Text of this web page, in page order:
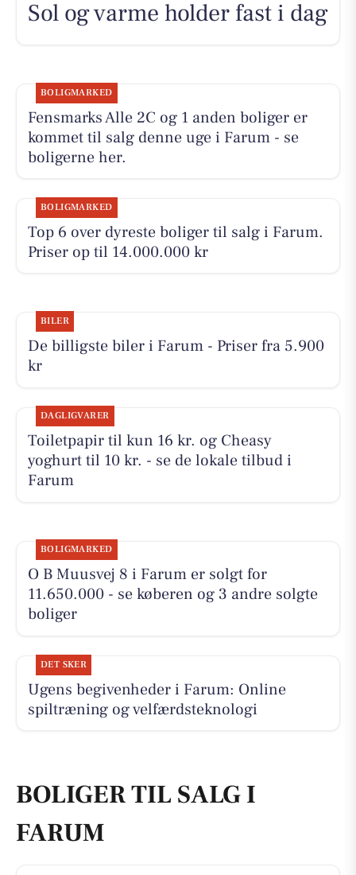
Sol og varme holder fast i dag
BOLIGMARKED
Fensmarks Alle 2C og 1 anden boliger er
kommet til salg denne uge i Farum - se
boligerne her.
BOLIGMARKED
Top 6 over dyreste boliger til salg i Farum.
Priser op til 14.000.000 kr
BILER
De billigste biler i Farum - Priser fra 5.900
kr
DAGLIGVARER
Toiletpapir til kun 16 kr. og Cheasy
yoghurt til 10 kr. - se de lokale tilbud i
Farum
BOLIGMARKED
O B Muusvej 8 i Farum er solgt for
11.650.000 - se køberen og 3 andre solgte
boliger
DET SKER
Ugens begivenheder i Farum: Online
spiltræning og velfærdsteknologi
BOLIGER TIL SALG I
FARUM